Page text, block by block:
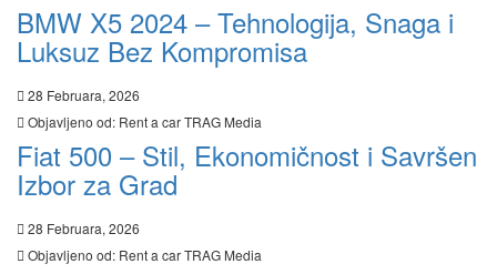
BMW X5 2024 – Tehnologija, Snaga i
Luksuz Bez Kompromisa
28 Februara, 2026
Objavljeno od: Rent a car TRAG Media
Fiat 500 – Stil, Ekonomičnost i Savršen
Izbor za Grad
28 Februara, 2026
Objavljeno od: Rent a car TRAG Media